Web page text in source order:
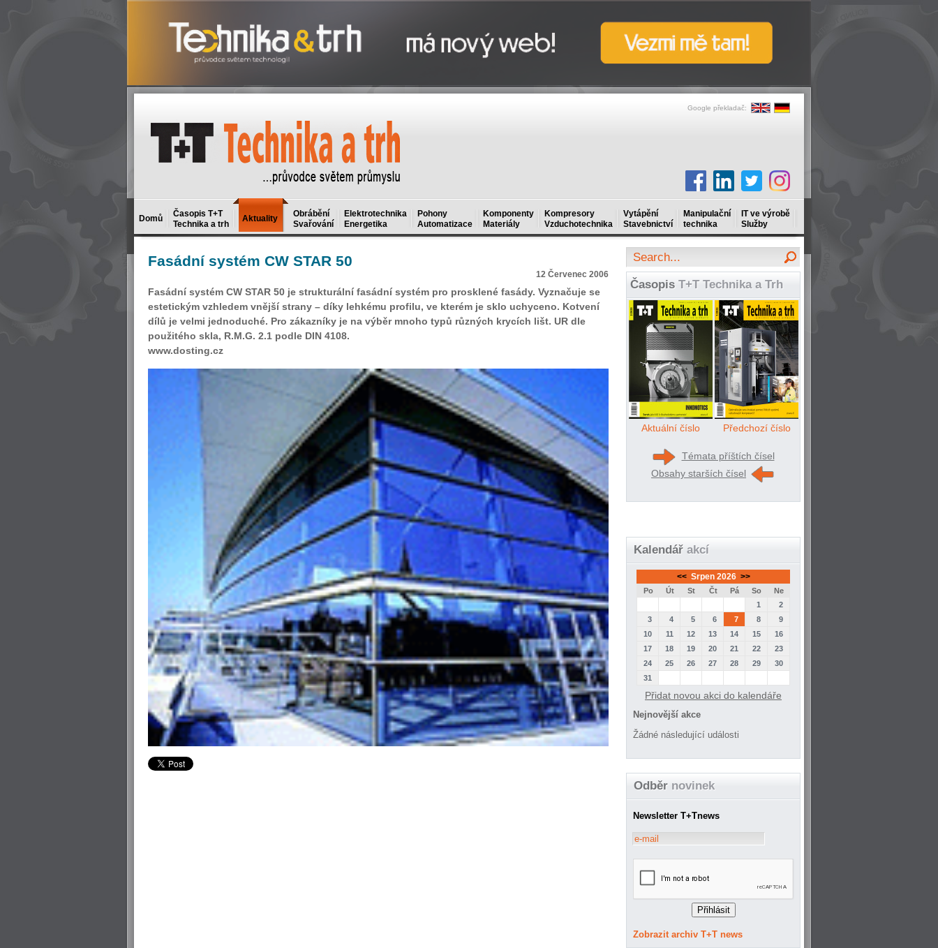
Google překladač:
Domů
Časopis T+T
Technika a trh
Aktuality
Obrábění
Svařování
Elektrotechnika
Energetika
Pohony
Automatizace
Komponenty
Materiály
Kompresory
Vzduchotechnika
Vytápění
Stavebnictví
Manipulační
technika
IT ve výrobě
Služby
Fasádnísystém CW STAR 50
12 Červenec 2006
Fasádní systém CW STAR 50 je strukturální fasádní systém pro prosklené fasády. Vyznačuje se
estetickým vzhledem vnější strany – díky lehkému profilu, ve kterém je sklo uchyceno. Kotvení
dílů je velmi jednoduché. Pro zákazníky je na výběr mnoho typů různých krycích lišt. UR dle
použitého skla, R.M.G. 2.1 podle DIN 4108.
www.dosting.cz
Časopis T+T Technika a Trh
Aktuální číslo Předchozí číslo
Témata příštích čísel
Obsahy starších čísel
Kalendář akcí
<< Srpen 2026 >>
Po Út St Čt Pá So
Ne
1
2
3
4 5 6 7 8
9
10
11 12 13 14 15
16
17
18 19 20 21 22
23
24
25 26 27 28 29
30
31
Přidat novou akci do kalendáře
Nejnovější akce
Žádné následující události
Odběr novinek
Newsletter T+Tnews
Zobrazit archiv T+T news